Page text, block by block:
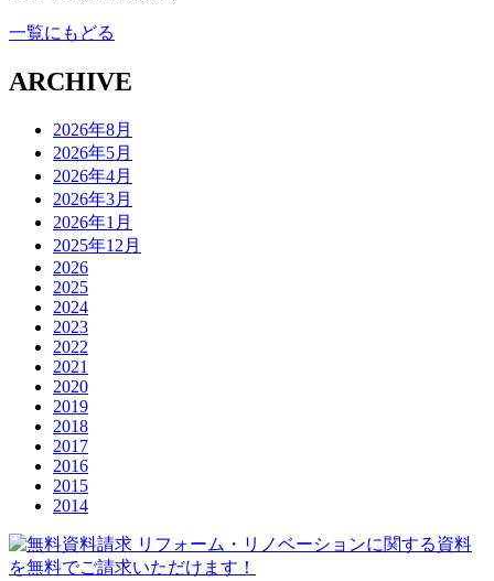
一覧にもどる
ARCHIVE
2026年8月
2026年5月
2026年4月
2026年3月
2026年1月
2025年12月
2026
2025
2024
2023
2022
2021
2020
2019
2018
2017
2016
2015
2014